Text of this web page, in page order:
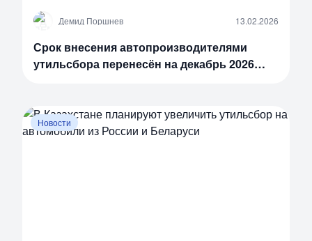
Д Демид Поршнев 13.02.2026
Срок внесения автопроизводителями
утильсбора перенесён на декабрь 2026
Новости